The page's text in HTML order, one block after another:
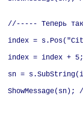
//----- Теперь
index =
index = index + 5;
sn =